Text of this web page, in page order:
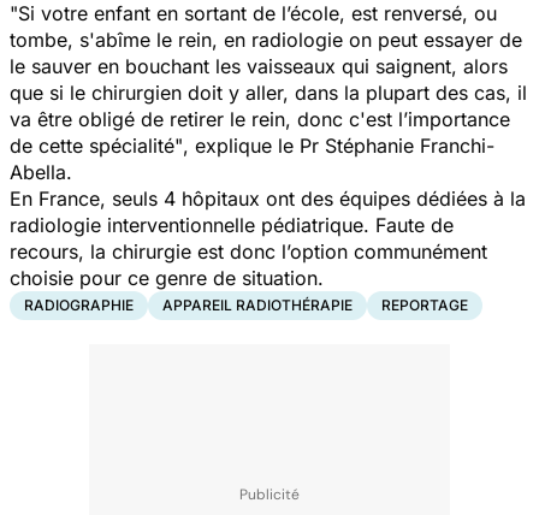
"Si votre enfant en sortant de l’école, est renversé, ou
tombe, s'abîme le rein, en radiologie on peut essayer de
le sauver en bouchant les vaisseaux qui saignent, alors
que si le chirurgien doit y aller, dans la plupart des cas, il
va être obligé de retirer le rein, donc c'est l’importance
de cette spécialité", explique le Pr Stéphanie Franchi-
Abella.
En France, seuls 4 hôpitaux ont des équipes dédiées à la
radiologie interventionnelle pédiatrique. Faute de
recours, la chirurgie est donc l’option communément
choisie pour ce genre de situation.
RADIOGRAPHIE APPAREIL RADIOTHÉRAPIE REPORTAGE